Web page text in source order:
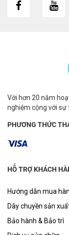
Với hơn 20 năm
nghiệm cộng với sự
PHƯƠNG THỨC
HỖ TRỢ KHÁCH
Hướng dẫn mua
Dây chuyền sản
Bảo hành & Bảo trì